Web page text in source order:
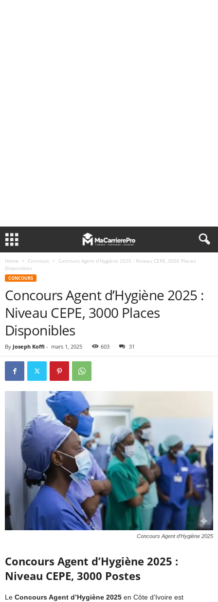
Home Concours
Concours Agent d’Hygiène 2025 : Niveau CEPE, 3000 Places
Disponibles
CONCOURS
Concours Agent d’Hygiène 2025 :
Niveau CEPE, 3000 Places
Disponibles
By Joseph Koffi - mars 1, 2025 603 31
Concours Agent d’Hygiène 2025
Concours Agent d’Hygiène 2025 :
Niveau CEPE, 3000 Postes
Le Concours Agent d’Hygiène 2025 en Côte d’Ivoire est